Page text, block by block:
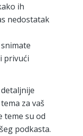
ih
nedostatak
privući
za vaš
teme su od
podkasta.